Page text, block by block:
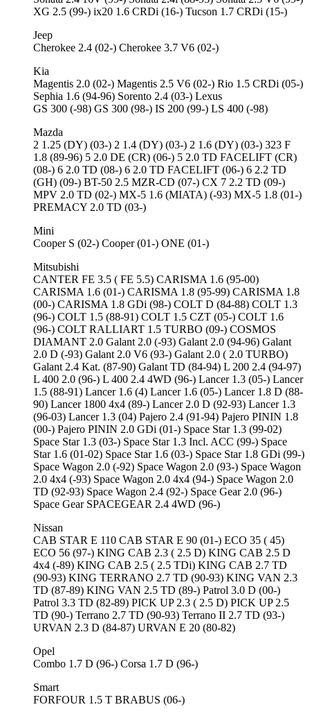
XG 2.5 (99-) ix20 1.6 CRDi (16-) Tucson 1.7 CRDi (15-)
Jeep
Cherokee 2.4 (02-) Cherokee 3.7 V6 (02-)
Kia
Magentis 2.0 (02-) Magentis 2.5 V6 (02-) Rio 1.5 CRDi (05-)
Sephia 1.6 (94-96) Sorento 2.4 (03-) Lexus
GS 300 (-98) GS 300 (98-) IS 200 (99-) LS 400 (-98)
Mazda
2 1.25 (DY) (03-) 2 1.4 (DY) (03-) 2 1.6 (DY) (03-) 323 F
1.8 (89-96) 5 2.0 DE (CR) (06-) 5 2.0 TD FACELIFT (CR)
(08-) 6 2.0 TD (08-) 6 2.0 TD FACELIFT (06-) 6 2.2 TD
(GH) (09-) BT-50 2.5 MZR-CD (07-) CX 7 2.2 TD (09-)
MPV 2.0 TD (02-) MX-5 1.6 (MIATA) (-93) MX-5 1.8 (01-)
PREMACY 2.0 TD (03-)
Mini
Cooper S (02-) Cooper (01-) ONE (01-)
Mitsubishi
CANTER FE 3.5 ( FE 5.5) CARISMA 1.6 (95-00)
CARISMA 1.6 (01-) CARISMA 1.8 (95-99) CARISMA 1.8
(00-) CARISMA 1.8 GDi (98-) COLT D (84-88) COLT 1.3
(96-) COLT 1.5 (88-91) COLT 1.5 CZT (05-) COLT 1.6
(96-) COLT RALLIART 1.5 TURBO (09-) COSMOS
DIAMANT 2.0 Galant 2.0 (-93) Galant 2.0 (94-96) Galant
2.0 D (-93) Galant 2.0 V6 (93-) Galant 2.0 ( 2.0 TURBO)
Galant 2.4 Kat. (87-90) Galant TD (84-94) L 200 2.4 (94-97)
L 400 2.0 (96-) L 400 2.4 4WD (96-) Lancer 1.3 (05-) Lancer
1.5 (88-91) Lancer 1.6 (4) Lancer 1.6 (05-) Lancer 1.8 D (88-
90) Lancer 1800 4x4 (89-) Lancer 2.0 D (92-93) Lancer 1.3
(96-03) Lancer 1.3 (04) Pajero 2.4 (91-94) Pajero PININ 1.8
(00-) Pajero PININ 2.0 GDi (01-) Space Star 1.3 (99-02)
Space Star 1.3 (03-) Space Star 1.3 Incl. ACC (99-) Space
Star 1.6 (01-02) Space Star 1.6 (03-) Space Star 1.8 GDi (99-)
Space Wagon 2.0 (-92) Space Wagon 2.0 (93-) Space Wagon
2.0 4x4 (-93) Space Wagon 2.0 4x4 (94-) Space Wagon 2.0
TD (92-93) Space Wagon 2.4 (92-) Space Gear 2.0 (96-)
Space Gear SPACEGEAR 2.4 4WD (96-)
Nissan
CAB STAR E 110 CAB STAR E 90 (01-) ECO 35 ( 45)
ECO 56 (97-) KING CAB 2.3 ( 2.5 D) KING CAB 2.5 D
4x4 (-89) KING CAB 2.5 ( 2.5 TDi) KING CAB 2.7 TD
(90-93) KING TERRANO 2.7 TD (90-93) KING VAN 2.3
TD (87-89) KING VAN 2.5 TD (89-) Patrol 3.0 D (00-)
Patrol 3.3 TD (82-89) PICK UP 2.3 ( 2.5 D) PICK UP 2.5
TD (90-) Terrano 2.7 TD (90-93) Terrano II 2.7 TD (93-)
URVAN 2.3 D (84-87) URVAN E 20 (80-82)
Opel
Combo 1.7 D (96-) Corsa 1.7 D (96-)
Smart
FORFOUR 1.5 T BRABUS (06-)